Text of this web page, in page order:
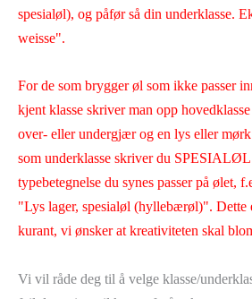
spesialøl), og påfør så din underklasse.
weisse".
For de som brygger øl som ikke passer
kjent klasse skriver man opp
over- eller undergjær og en lys eller
som underklasse skriver du
typebetegnelse du synes passer på ølet,
"Lys lager, spesialøl (hyllebærøl)". Dette
kurant, vi ønsker at kreativiteten skal
Vi vil råde deg til å velge klasse/